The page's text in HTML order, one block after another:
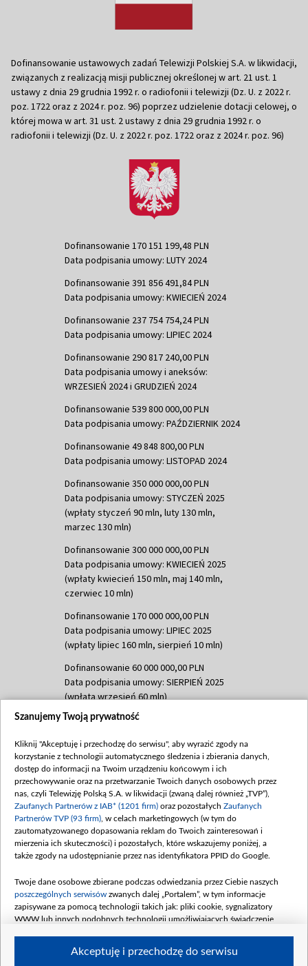
Dofinansowanie ustawowych zadań Telewizji Polskiej S.A. w likwidacji,
związanych z realizacją misji publicznej określonej w art. 21 ust. 1
ustawy z dnia 29 grudnia 1992 r. o radiofonii i telewizji (Dz. U. z 2022 r.
poz. 1722 oraz z 2024 r. poz. 96) poprzez udzielenie dotacji celowej, o
której mowa w art. 31 ust. 2 ustawy z dnia 29 grudnia 1992 r. o
radiofonii i telewizji (Dz. U. z 2022 r. poz. 1722 oraz z 2024 r. poz. 96)
Dofinansowanie 170 151 199,48 PLN
Data podpisania umowy: LUTY 2024
Dofinansowanie 391 856 491,84 PLN
Data podpisania umowy: KWIECIEŃ 2024
Dofinansowanie 237 754 754,24 PLN
Data podpisania umowy: LIPIEC 2024
Dofinansowanie 290 817 240,00 PLN
Data podpisania umowy i aneksów:
WRZESIEŃ 2024 i GRUDZIEŃ 2024
Dofinansowanie 539 800 000,00 PLN
Data podpisania umowy: PAŹDZIERNIK 2024
Dofinansowanie 49 848 800,00 PLN
Data podpisania umowy: LISTOPAD 2024
Dofinansowanie 350 000 000,00 PLN
Data podpisania umowy: STYCZEŃ 2025
(wpłaty styczeń 90 mln, luty 130 mln,
marzec 130 mln)
Dofinansowanie 300 000 000,00 PLN
Data podpisania umowy: KWIECIEŃ 2025
(wpłaty kwiecień 150 mln, maj 140 mln,
czerwiec 10 mln)
Dofinansowanie 170 000 000,00 PLN
Data podpisania umowy: LIPIEC 2025
(wpłaty lipiec 160 mln, sierpień 10 mln)
Dofinansowanie 60 000 000,00 PLN
Data podpisania umowy: SIERPIEŃ 2025
(wpłata wrzesień 60 mln)
Dofinansowanie 635 783 051,21 PLN
(wpłata wrzesień 100 mln, październik 350
mln, listopad 265 mln)
Dofinansowanie 48 862 000,00 PLN
Data podpisania umowy: GRUDZIEŃ 2025
(wpłata grudzień 60,548 mln)
Dofinansowanie 900 000 000,00 PLN
Data podpisania umowy: LUTY 2026 (wpłata
kwiecień 180 mln, 7 maja 180 mln, 8
czerwca 90 mln)
Dofinansowanie 250 000 000,00 PLN
4 sierpnia 250 mln
Szanujemy Twoją prywatność
Kliknij "Akceptuję i przechodzę do serwisu", aby wyrazić zgody na
korzystanie z technologii automatycznego śledzenia i zbierania danych,
dostęp do informacji na Twoim urządzeniu końcowym i ich
przechowywanie oraz na przetwarzanie Twoich danych osobowych przez
nas, czyli Telewizję Polską S.A. w likwidacji (zwaną dalej również „TVP”),
Zaufanych Partnerów z IAB* (1201 firm) oraz pozostałych Zaufanych
Partnerów TVP (93 firm) , w celach marketingowych (w tym do
zautomatyzowanego dopasowania reklam do Twoich zainteresowań i
mierzenia ich skuteczności) i pozostałych, które wskazujemy poniżej, a
także zgody na udostępnianie przez nas identyfikatora PPID do Google.
Twoje dane osobowe zbierane podczas odwiedzania przez Ciebie naszych
poszczególnych serwisów zwanych dalej „Portalem”, w tym informacje
zapisywane za pomocą technologii takich jak: pliki cookie, sygnalizatory
WWW lub innych podobnych technologii umożliwiających świadczenie
Akceptuję i przechodzę do serwisu